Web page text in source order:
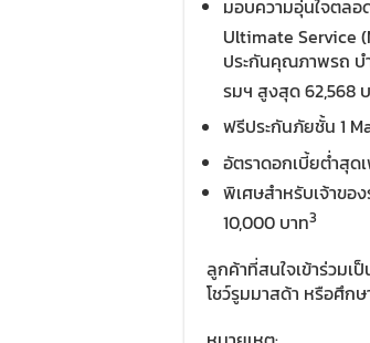
มอบความอุ่นใจตล
Ultimate Service
ประกันคุณภาพรถ บ
รมฯ สูงสุด 62,568
ฟรีประกันภัยชั้น 1
อัตราดอกเบี้ยต่ำสุด
พิเศษสำหรับเจ้าขอ
10,000 บาท3
ลูกค้าที่สนใจเข้าร่วมเ
โชว์รูมมาสด้า หรือศึก